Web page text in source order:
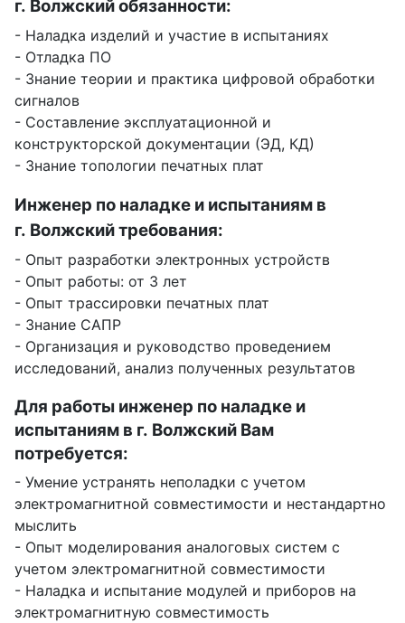
г. Волжский обязанности:
- Наладка изделий и участие в испытаниях
- Отладка ПО
- Знание теории и практика цифровой обработки
сигналов
- Составление эксплуатационной и
конструкторской документации (ЭД, КД)
- Знание топологии печатных плат
Инженер по наладке и испытаниям в
г. Волжский требования:
- Опыт разработки электронных устройств
- Опыт работы: от 3 лет
- Опыт трассировки печатных плат
- Знание САПР
- Организация и руководство проведением
исследований, анализ полученных результатов
Для работы инженер по наладке и
испытаниям в г. Волжский Вам
потребуется:
- Умение устранять неполадки с учетом
электромагнитной совместимости и нестандартно
мыслить
- Опыт моделирования аналоговых систем с
учетом электромагнитной совместимости
- Наладка и испытание модулей и приборов на
электромагнитную совместимость